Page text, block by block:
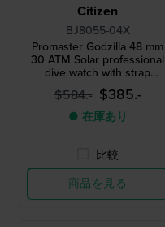
Citizen
BJ8055-04X
Promaster Godzilla 48 mm
30 ATM Solar professional
dive watch with strap
extender
$584.- $385.-
● 在庫あり
比較
商品を見る